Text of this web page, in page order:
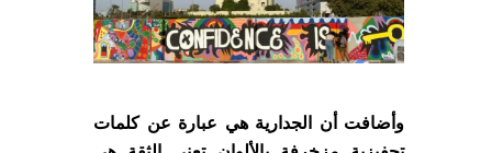
وأضافت أن الجدارية هي عبارة عن كلمات